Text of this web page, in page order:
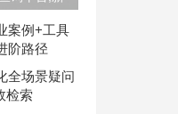
案例+工具
阶路径
全场景疑问
检索